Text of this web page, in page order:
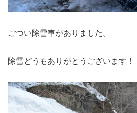
ごつい除雪車がありました。
除雪どうもありがとうございます！